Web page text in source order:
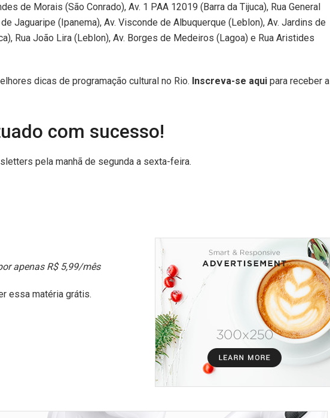
de Morais (São Conrado), Av. 1 PAA 12019 (Barra da Tijuca), Rua General
Jaguaripe (Ipanema), Av. Visconde de Albuquerque (Leblon), Av. Jardins de
Rua João Lira (Leblon), Av. Borges de Medeiros (Lagoa) e Rua Aristides
dicas de programação cultural no Rio. Inscreva-se aqui para receber a
com sucesso!
pela manhã de segunda a sexta-feira.
apenas R$ 5,99/mês
essa matéria grátis.